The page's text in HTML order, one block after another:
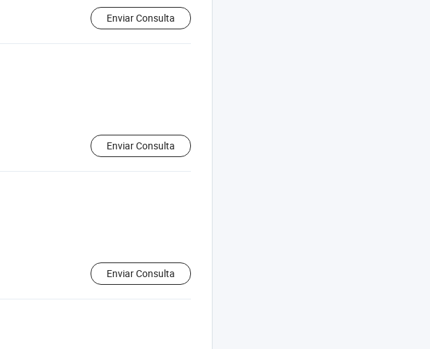
Enviar Consulta
Enviar Consulta
Enviar Consulta